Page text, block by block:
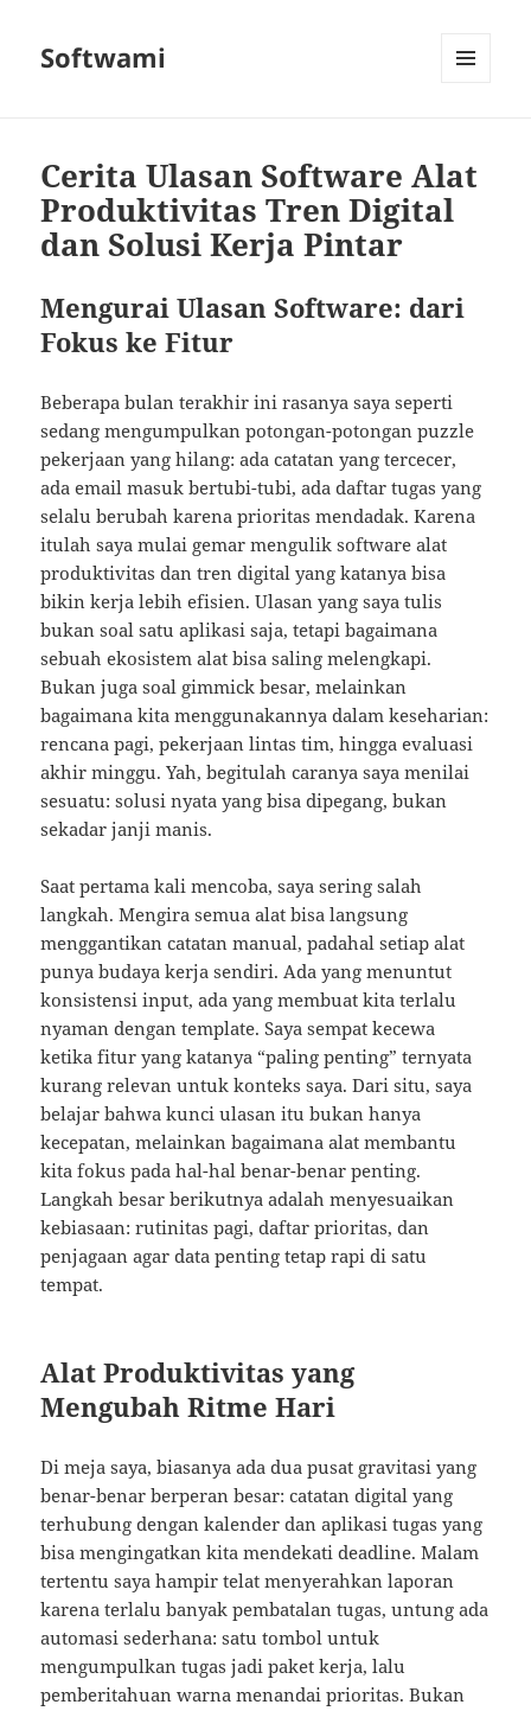
Softwami
Cerita Ulasan Software Alat
Produktivitas Tren Digital
dan Solusi Kerja Pintar
Mengurai Ulasan Software: dari
Fokus ke Fitur
Beberapa bulan terakhir ini rasanya saya seperti
sedang mengumpulkan potongan-potongan puzzle
pekerjaan yang hilang: ada catatan yang tercecer,
ada email masuk bertubi-tubi, ada daftar tugas yang
selalu berubah karena prioritas mendadak. Karena
itulah saya mulai gemar mengulik software alat
produktivitas dan tren digital yang katanya bisa
bikin kerja lebih efisien. Ulasan yang saya tulis
bukan soal satu aplikasi saja, tetapi bagaimana
sebuah ekosistem alat bisa saling melengkapi.
Bukan juga soal gimmick besar, melainkan
bagaimana kita menggunakannya dalam keseharian:
rencana pagi, pekerjaan lintas tim, hingga evaluasi
akhir minggu. Yah, begitulah caranya saya menilai
sesuatu: solusi nyata yang bisa dipegang, bukan
sekadar janji manis.
Saat pertama kali mencoba, saya sering salah
langkah. Mengira semua alat bisa langsung
menggantikan catatan manual, padahal setiap alat
punya budaya kerja sendiri. Ada yang menuntut
konsistensi input, ada yang membuat kita terlalu
nyaman dengan template. Saya sempat kecewa
ketika fitur yang katanya “paling penting” ternyata
kurang relevan untuk konteks saya. Dari situ, saya
belajar bahwa kunci ulasan itu bukan hanya
kecepatan, melainkan bagaimana alat membantu
kita fokus pada hal-hal benar-benar penting.
Langkah besar berikutnya adalah menyesuaikan
kebiasaan: rutinitas pagi, daftar prioritas, dan
penjagaan agar data penting tetap rapi di satu
tempat.
Alat Produktivitas yang
Mengubah Ritme Hari
Di meja saya, biasanya ada dua pusat gravitasi yang
benar-benar berperan besar: catatan digital yang
terhubung dengan kalender dan aplikasi tugas yang
bisa mengingatkan kita mendekati deadline. Malam
tertentu saya hampir telat menyerahkan laporan
karena terlalu banyak pembatalan tugas, untung ada
automasi sederhana: satu tombol untuk
mengumpulkan tugas jadi paket kerja, lalu
pemberitahuan warna menandai prioritas. Bukan